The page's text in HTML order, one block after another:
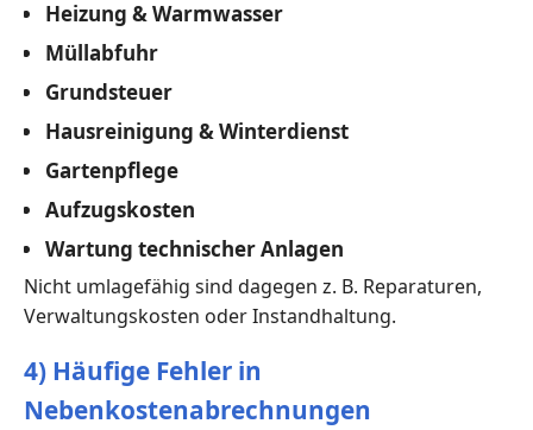
Heizung & Warmwasser
Müllabfuhr
Grundsteuer
Hausreinigung & Winterdienst
Gartenpflege
Aufzugskosten
Wartung technischer Anlagen
Nicht umlagefähig sind dagegen z. B. Reparaturen,
Verwaltungskosten oder Instandhaltung.
4) Häufige Fehler in
Nebenkostenabrechnungen